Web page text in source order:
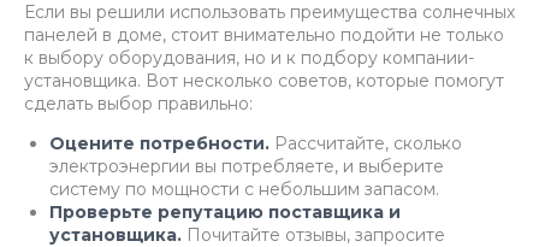
Если вы решили использовать преимущества солнечных
панелей в доме, стоит внимательно подойти не только
к выбору оборудования, но и к подбору компании-
установщика. Вот несколько советов, которые помогут
сделать выбор правильно:
Оцените потребности. Рассчитайте, сколько
электроэнергии вы потребляете, и выберите
систему по мощности с небольшим запасом.
Проверьте репутацию поставщика и
установщика. Почитайте отзывы, запросите